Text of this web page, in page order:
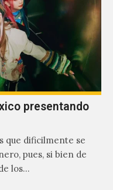
presentando
que dificilmente se
pues, si bien de
los…